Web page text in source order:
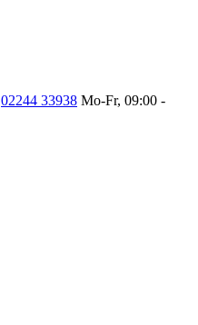
02244 33938 Mo-Fr, 09:00 -